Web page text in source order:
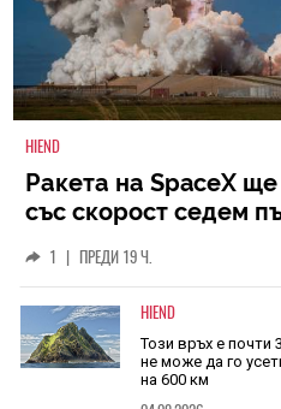
HIEND
Ракета на SpaceX
със скорост седем
1 | ПРЕДИ 19 Ч.
HIEND
Този връх е почти
не може да го
на 600 км